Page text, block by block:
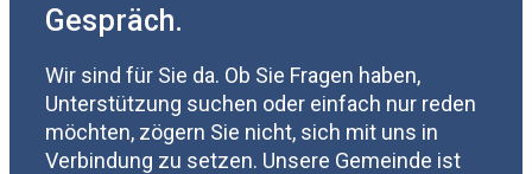
Gespräch.
Wir sind für Sie da. Ob Sie Fragen haben,
Unterstützung suchen oder einfach nur reden
möchten, zögern Sie nicht, sich mit uns in
Verbindung zu setzen. Unsere Gemeinde ist